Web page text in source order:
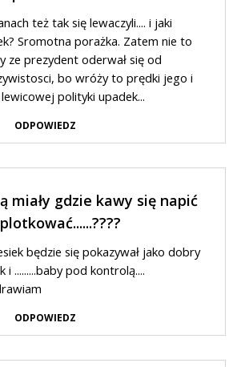
też tak się lewaczyli.... i jaki
Sromotna porażka. Zatem nie to
ze prezydent oderwał się od
bo wróży to prędki jego i
polityki upadek...
ODPOWIEDZ
miały gdzie kawy się napić
będzie się pokazywał jako dobry
i .........baby pod kontrolą....
ODPOWIEDZ